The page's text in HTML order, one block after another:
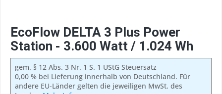
EcoFlow DELTA 3 Plus Power
Station - 3.600 Watt / 1.024 Wh
gem. § 12 Abs. 3 Nr. 1 S. 1 UStG Steuersatz
0,00 % bei Lieferung innerhalb von Deutschland. Für
andere EU-Länder gelten die jeweiligen MwSt. des